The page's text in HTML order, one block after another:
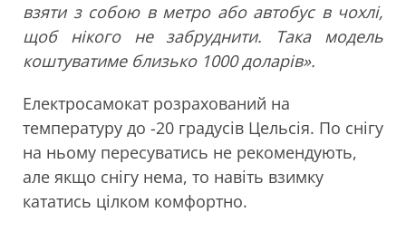
взяти з собою в метро або автобус в чохлі,
щоб нікого не забруднити. Така модель
коштуватиме близько 1000 доларів».
Електросамокат розрахований на
температуру до -20 градусів Цельсія. По снігу
на ньому пересуватись не рекомендують,
але якщо снігу нема, то навіть взимку
кататись цілком комфортно.